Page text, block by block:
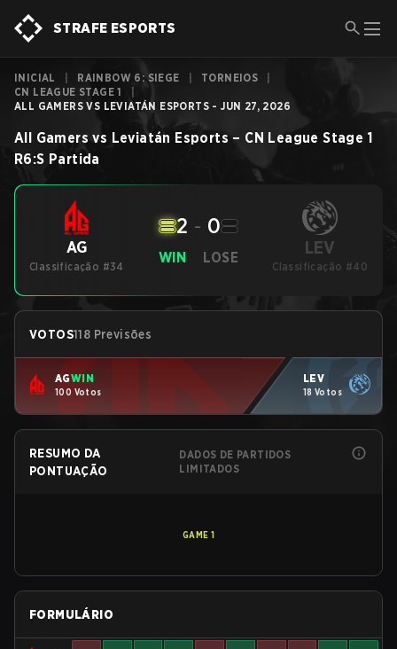
STRAFE ESPORTS
INICIAL RAINBOW 6: SIEGE TORNEIOS
CN LEAGUE STAGE 1
ALL GAMERS VS LEVIATÁN ESPORTS - JUN 27, 2026
All Gamers vs Leviatán Esports – CN League Stage 1
R6:S Partida
AG
Classificação #34
WIN
2 - 0
LOSE LEV
Classificação #40
VOTOS118 Previsões
AGWIN
100 Votos
LEV
18 Votos
RESUMO DA
PONTUAÇÃO
DADOS DE PARTIDOS
LIMITADOS
GAME 1
FORMULÁRIO